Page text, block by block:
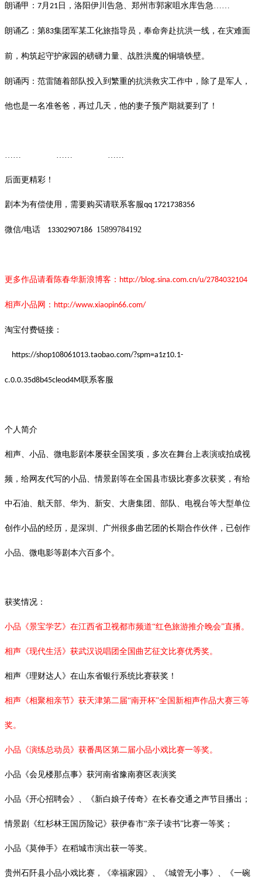
朗诵甲： 7 月 21日，洛阳伊川告急、郑州市郭家咀水库告急……
朗诵乙：第83集团军某工化旅指导员，奉命奔赴抗洪一线， 在灾难面
前 ， 构筑起守护家园的磅礴力量 战胜洪魔的铜墙铁壁。
朗诵丙：范雷随着部队投入到繁重的抗洪救灾工作中，除了是军人，
他也是一名准爸爸，再过几天，他的妻子预产期就要到了！
后面更精彩！
剧本为有偿使用，需要购买请联系客服qq 1721738356
微信/电话 13302907186 15899784192
更多作品请看陈春华新浪博客： http://blog.sina.com.cn/u/2784032104
相声小品网： http://www.xiaopin66.com/
淘宝付费链接：
https://shop108061013.taobao.com/?spm=a1z10.1-
c.0.0.35d8b45cleod4M联系客服
个人简介
相声、小品、微电影剧本屡获全国奖项，多次在舞台上表演或拍成视
频，给网友代写的小品、情景剧等在全国县市级比赛多次获奖，有给
中石油、航天部、华为、新安、大唐集团、部队、电视台等大型单位
创作小品的经历，是深圳、广州很多曲艺团的长期合作伙伴，已创作
小品、微电影等剧本六百多个。
获奖情况：
小品《景宝学艺》在江西省卫视都市频道“红色旅游推介晚会”直播。
相声《现代生活》获武汉说唱团全国曲艺征文比赛优秀奖。
相声《理财达人》在山东省银行系统比赛获奖！
相声《相聚相亲节》获天津第二届“南开杯”全国新相声作品大赛三等
奖。
小品《演练总动员》获番禺区第二届小品小戏比赛一等奖。
小品《会见楼那点事》获河南省豫南赛区表演奖
小品《开心招聘会》、《新白娘子传奇》在长春交通之声节目播出；
情景剧《红杉林王国历险记》获伊春市“亲子读书”比赛一等奖；
小品《莫伸手》在稻城市演出获一等奖。
贵州石阡县小品小戏比赛，《幸福家园》、《城管无小事》、《一碗